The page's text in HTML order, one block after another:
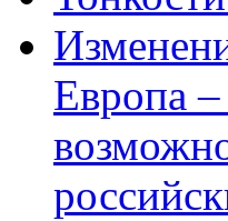
Европа